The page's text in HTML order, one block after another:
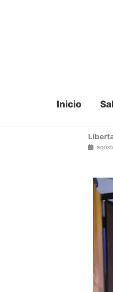
Inicio